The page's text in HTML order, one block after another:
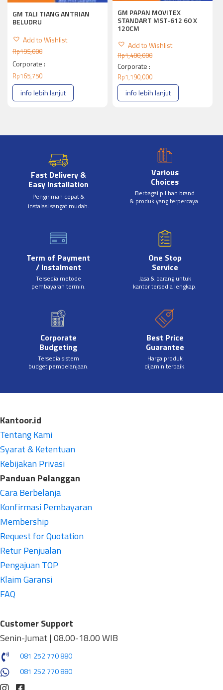
GM TALI TIANG ANTRIAN
BELUDRU
Add to Wishlist
Rp195,000
Corporate :
Rp165,750
info lebih lanjut
GM PAPAN MOVITEX
STANDART MST-612 60 X
120CM
Add to Wishlist
Rp1,400,000
Corporate :
Rp1,190,000
info lebih lanjut
Fast Delivery &
Easy Installation
Pengiriman cepat &
instalasi sangat mudah.
Various
Choices
Berbagai pilihan brand
& produk yang terpercaya.
Term of Payment
/ Instalment
Tersedia metode
pembayaran termin.
One Stop
Service
Jasa & barang untuk
kantor tersedia lengkap.
Corporate
Budgeting
Tersedia sistem
budget pembelanjaan.
Best Price
Guarantee
Harga produk
dijamin terbaik.
Kantoor.id
Tentang Kami
Syarat & Ketentuan
Kebijakan Privasi
Panduan Pelanggan
Cara Berbelanja
Konfirmasi Pembayaran
Membership
Request for Quotation
Retur Penjualan
Pengajuan TOP
Klaim Garansi
FAQ
Customer Support
Senin-Jumat | 08.00-18.00 WIB
081 252 770 880
081 252 770 880